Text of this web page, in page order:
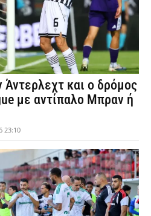
και ο δρόμος
με αντίπαλο Μπραν ή
23:10